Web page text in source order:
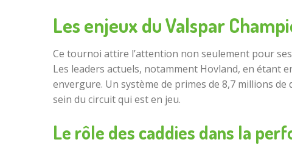
Les enjeux du Valspar
Ce tournoi attire l’attention non seulement pour
Les leaders actuels, notamment Hovland, en étant
envergure. Un système de primes de 8,7 millions
sein du circuit qui est en jeu.
Le rôle des caddies dans la